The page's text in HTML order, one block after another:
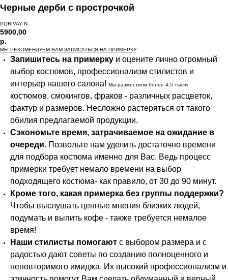
Черные дерби с прострочкой
PORIVAY N.
5900,00
р.
МЫ РЕКОМЕНДУЕМ ВАМ ЗАПИСАТЬСЯ НА ПРИМЕРКУ
Запишитесь на примерку и оцените лично огромный
выбор костюмов, профессионализм стилистов и
интерьер нашего салона! Мы разместили более 4,5 тысяч
костюмов, смокингов, фраков - различных расцветок,
фактур и размеров. Несложно растеряться от такого
обилия предлагаемой продукции.
Сэкономьте время, затрачиваемое на ожидание в
очереди. Позвольте нам уделить достаточно времени
для подбора костюма именно для Вас. Ведь процесс
примерки требует немало времени на выбор
подходящего костюма- как правило, от 30 до 90 минут.
Кроме того, какая примерка без группы поддержки?
Чтобы выслушать ценные мнения близких людей,
подумать и выпить кофе - также требуется немалое
время!
Наши стилисты помогают с выбором размера и с
радостью дают советы по созданию полноценного и
неповторимого имиджа. Их высокий профессионализм и